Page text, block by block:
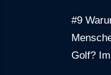
#9
Golf?